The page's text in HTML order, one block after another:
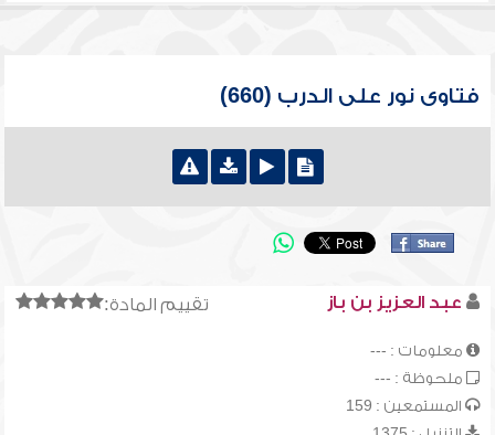
فتاوى نور على الدرب (660)
تقييم المادة: عبد العزيز بن باز
معلومات : ---
ملحوظة : ---
المستمعين : 159